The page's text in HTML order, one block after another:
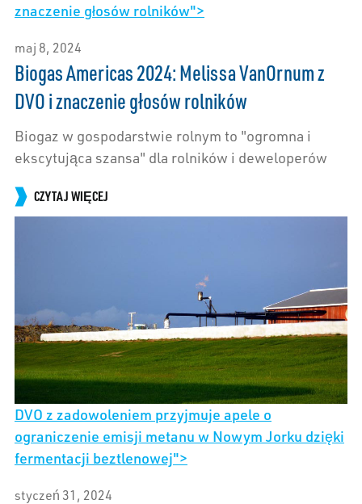
znaczenie głosów rolników">
maj 8, 2024
Biogas Americas 2024: Melissa VanOrnum z
DVO i znaczenie głosów rolników
Biogaz w gospodarstwie rolnym to "ogromna i
ekscytująca szansa" dla rolników i deweloperów
CZYTAJ WIĘCEJ
DVO z zadowoleniem przyjmuje apele o
ograniczenie emisji metanu w Nowym Jorku dzięki
fermentacji beztlenowej">
styczeń 31, 2024